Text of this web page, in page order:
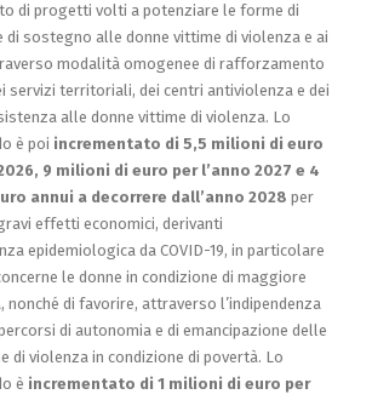
di progetti volti a potenziare le forme di
di sostegno alle donne vittime di violenza e ai
modalità omogenee di rafforzamento
servizi territoriali, dei centri antiviolenza e dei
alle donne vittime di violenza. Lo
è poi incrementato di 5,5 milioni di euro
9 milioni di euro per l’anno 2027 e 4
annui a decorrere dall’anno 2028 per
effetti economici, derivanti
epidemiologica da COVID-19, in particolare
le donne in condizione di maggiore
nonché di favorire, attraverso l’indipendenza
di autonomia e di emancipazione delle
di violenza in condizione di povertà. Lo
è incrementato di 1 milioni di euro per